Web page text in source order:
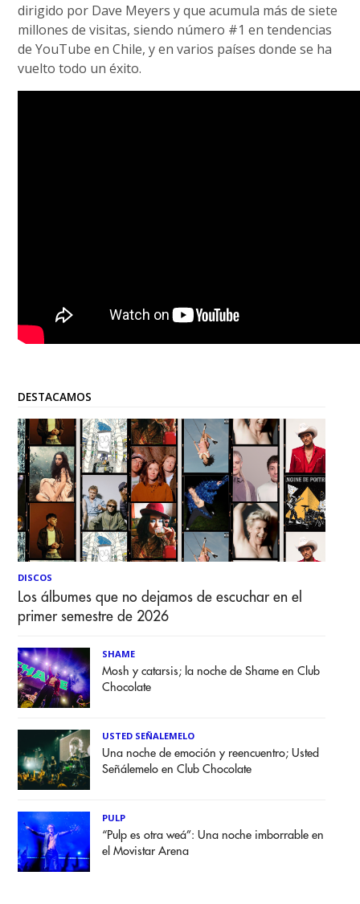
dirigido por Dave Meyers y que acumula más de siete
millones de visitas, siendo número #1 en tendencias
de YouTube en Chile, y en varios países donde se ha
vuelto todo un éxito.
DESTACAMOS
DISCOS
Los álbumes que no dejamos de escuchar en el
primer semestre de 2026
SHAME
Mosh y catarsis; la noche de Shame en Club
Chocolate
USTED SEÑALEMELO
Una noche de emoción y reencuentro; Usted
Señálemelo en Club Chocolate
PULP
“Pulp es otra weá”: Una noche imborrable en
el Movistar Arena